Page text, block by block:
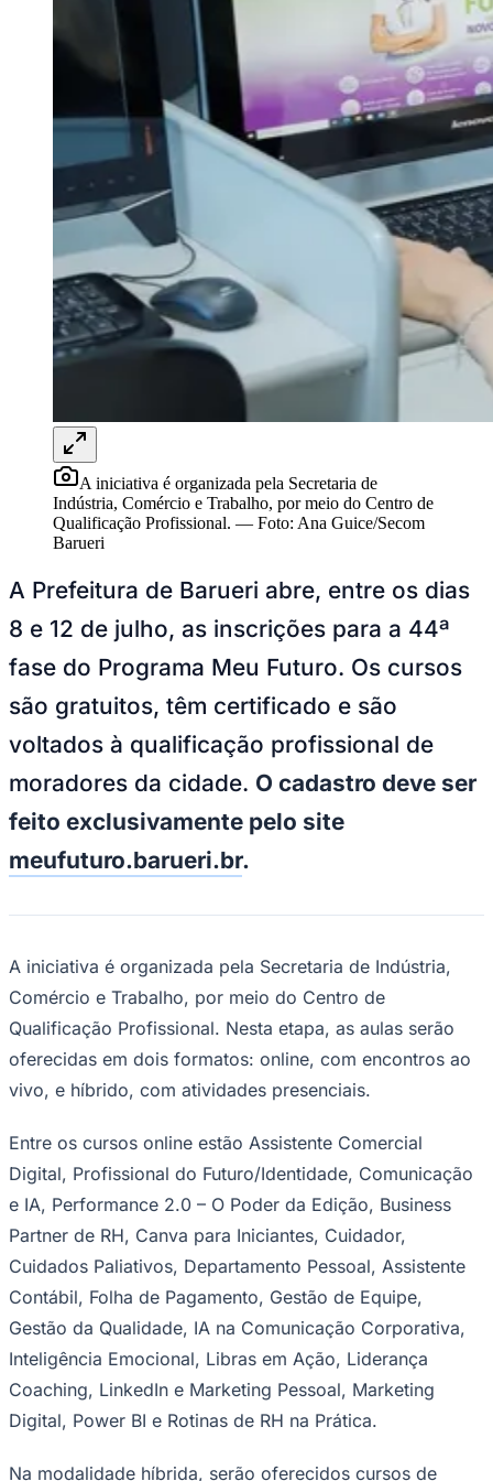
Guia de Empresas
Vagas na RegiãoNovo
Hub de Negócios
Guia Comercial
Selo Verificado
Portal Educacional
Agenda de Vestibulares
Vagas de Emprego
Concursos
Panorama Econômico
Panorama Econômico
Para Sua Empresa
Verificar EmpresaNovo
Anunciar Vagas
Publicidade Legal
NBA
NFL
Fórmula 1
Tênis (ATP)
MLB
NHL
Atletismo
Vôlei
NBB
Competições de Futebol
Brasileirão Série A
Brasileirão Série B
Paulistão
Copa do Brasil
Libertadores
Sul-Americana
Copa América
Premier League
Mundial 2026
Times - Ir direto
A iniciativa é organizada pela Secretaria de
Indústria, Comércio e Trabalho, por meio do Centro de
Qualificação Profissional. — Foto: Ana Guice/Secom
Barueri
A Prefeitura de Barueri abre, entre os dias
8 e 12 de julho, as inscrições para a 44ª
fase do Programa Meu Futuro. Os cursos
são gratuitos, têm certificado e são
voltados à qualificação profissional de
moradores da cidade. O cadastro deve ser
feito exclusivamente pelo site
meufuturo.barueri.br.
A iniciativa é organizada pela Secretaria de Indústria,
Comércio e Trabalho, por meio do Centro de
Qualificação Profissional. Nesta etapa, as aulas serão
oferecidas em dois formatos: online, com encontros ao
vivo, e híbrido, com atividades presenciais.
Entre os cursos online estão Assistente Comercial
Digital, Profissional do Futuro/Identidade, Comunicação
e IA, Performance 2.0 – O Poder da Edição, Business
Partner de RH, Canva para Iniciantes, Cuidador,
Cuidados Paliativos, Departamento Pessoal, Assistente
Contábil, Folha de Pagamento, Gestão de Equipe,
Gestão da Qualidade, IA na Comunicação Corporativa,
Inteligência Emocional, Libras em Ação, Liderança
Coaching, LinkedIn e Marketing Pessoal, Marketing
Digital, Power BI e Rotinas de RH na Prática.
Na modalidade híbrida, serão oferecidos cursos de